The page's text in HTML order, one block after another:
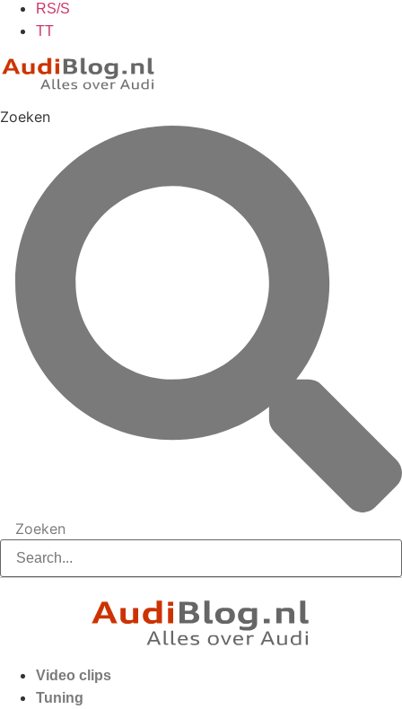
RS/S
TT
Zoeken
Zoeken
Video clips
Tuning